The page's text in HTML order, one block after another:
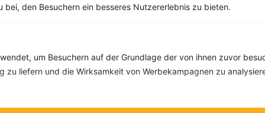
bei, den Besuchern ein besseres Nutzererlebnis zu bieten.
um Besuchern auf der Grundlage der von ihnen zuvor
zu liefern und die Wirksamkeit von Werbekampagnen zu
VORNAME
NACHNAME